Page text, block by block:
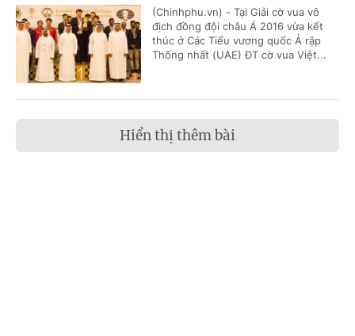
(Chinhphu.vn) - Tại Giải cờ vua vô
địch đồng đội châu Á 2016 vừa kết
thúc ở Các Tiểu vương quốc Ả rập
Thống nhất (UAE) ĐT cờ vua Việt...
Hiển thị thêm bài